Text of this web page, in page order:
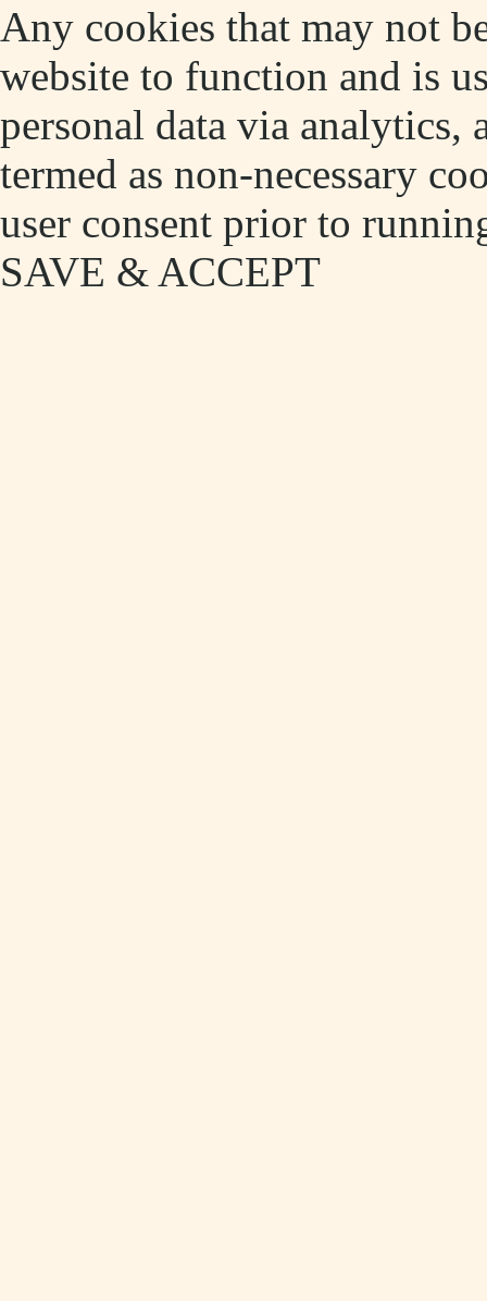
Any cookies that may not
website to function and is
personal data via analytics,
termed as non-necessary
user consent prior to
SAVE & ACCEPT